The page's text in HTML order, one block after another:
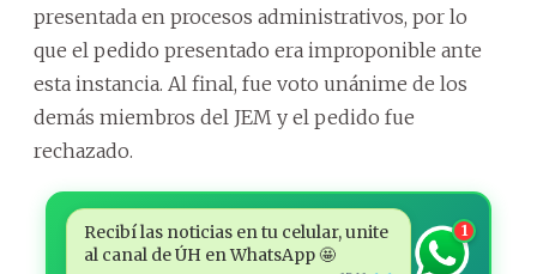
presentada en procesos administrativos, por lo
que el pedido presentado era improponible ante
esta instancia. Al final, fue voto unánime de los
demás miembros del JEM y el pedido fue
rechazado.
Recibí las noticias en tu celular, unite
al canal de ÚH en WhatsApp 🤩
1